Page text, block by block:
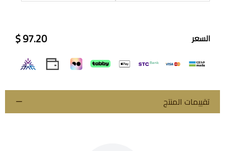
السعر 97.20 $
تقييمات المنتج